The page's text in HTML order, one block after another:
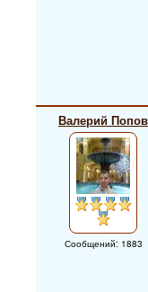
Валерий Попов
Сообщений: 1883